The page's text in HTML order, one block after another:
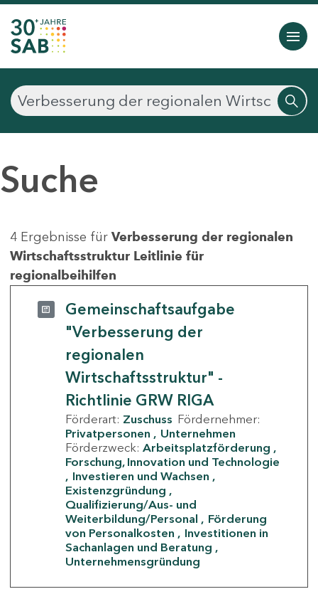
Suche
4 Ergebnisse für Verbesserung der regionalen
Wirtschaftsstruktur Leitlinie für
regionalbeihilfen
Gemeinschaftsaufgabe
"Verbesserung der
regionalen
Wirtschaftsstruktur" -
Richtlinie GRW RIGA
Förderart: Zuschuss Fördernehmer:
Privatpersonen
Unternehmen
Förderzweck: Arbeitsplatzförderung
Forschung, Innovation und Technologie
Investieren und Wachsen
Existenzgründung
Qualifizierung/Aus- und
Weiterbildung/Personal
Förderung
von Personalkosten
Investitionen in
Sachanlagen und Beratung
Unternehmensgründung